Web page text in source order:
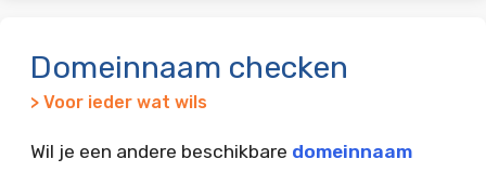
Domeinnaam checken
> Voor ieder wat wils
Wil je een andere beschikbare domeinnaam